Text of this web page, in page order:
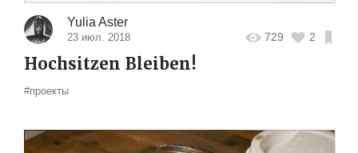
Yulia Aster
23 июл. 2018 729 2
Hochsitzen Bleiben!
#проекты